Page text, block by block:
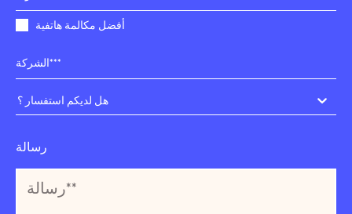
أفضل مكالمة هاتفية
هل لديكم استفسار ؟
رسالة